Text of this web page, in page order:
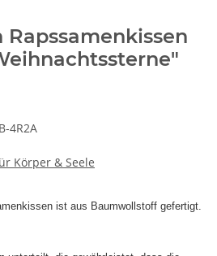
4R2A
Körper & Seele
ist aus Baumwollstoff gefertigt.